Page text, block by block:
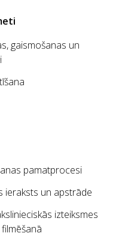
gaismošanas un
pamatprocesi
ieraksts un apstrāde
izteiksmes